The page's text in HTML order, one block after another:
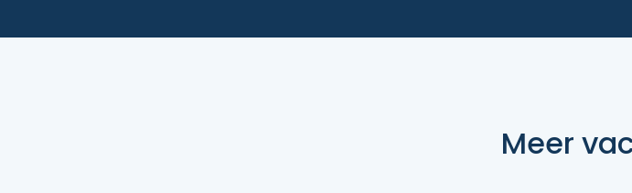
Meer